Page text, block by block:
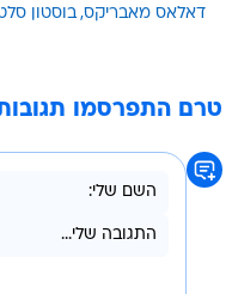
דאלאס מאבריקס בוסטון
טרם התפרסמו